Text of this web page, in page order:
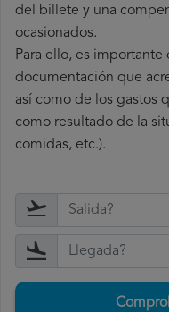
del billete y una
ocasionados.
Para ello, es
documentación que
así como de los gastos
como resultado de la
comidas, etc.).